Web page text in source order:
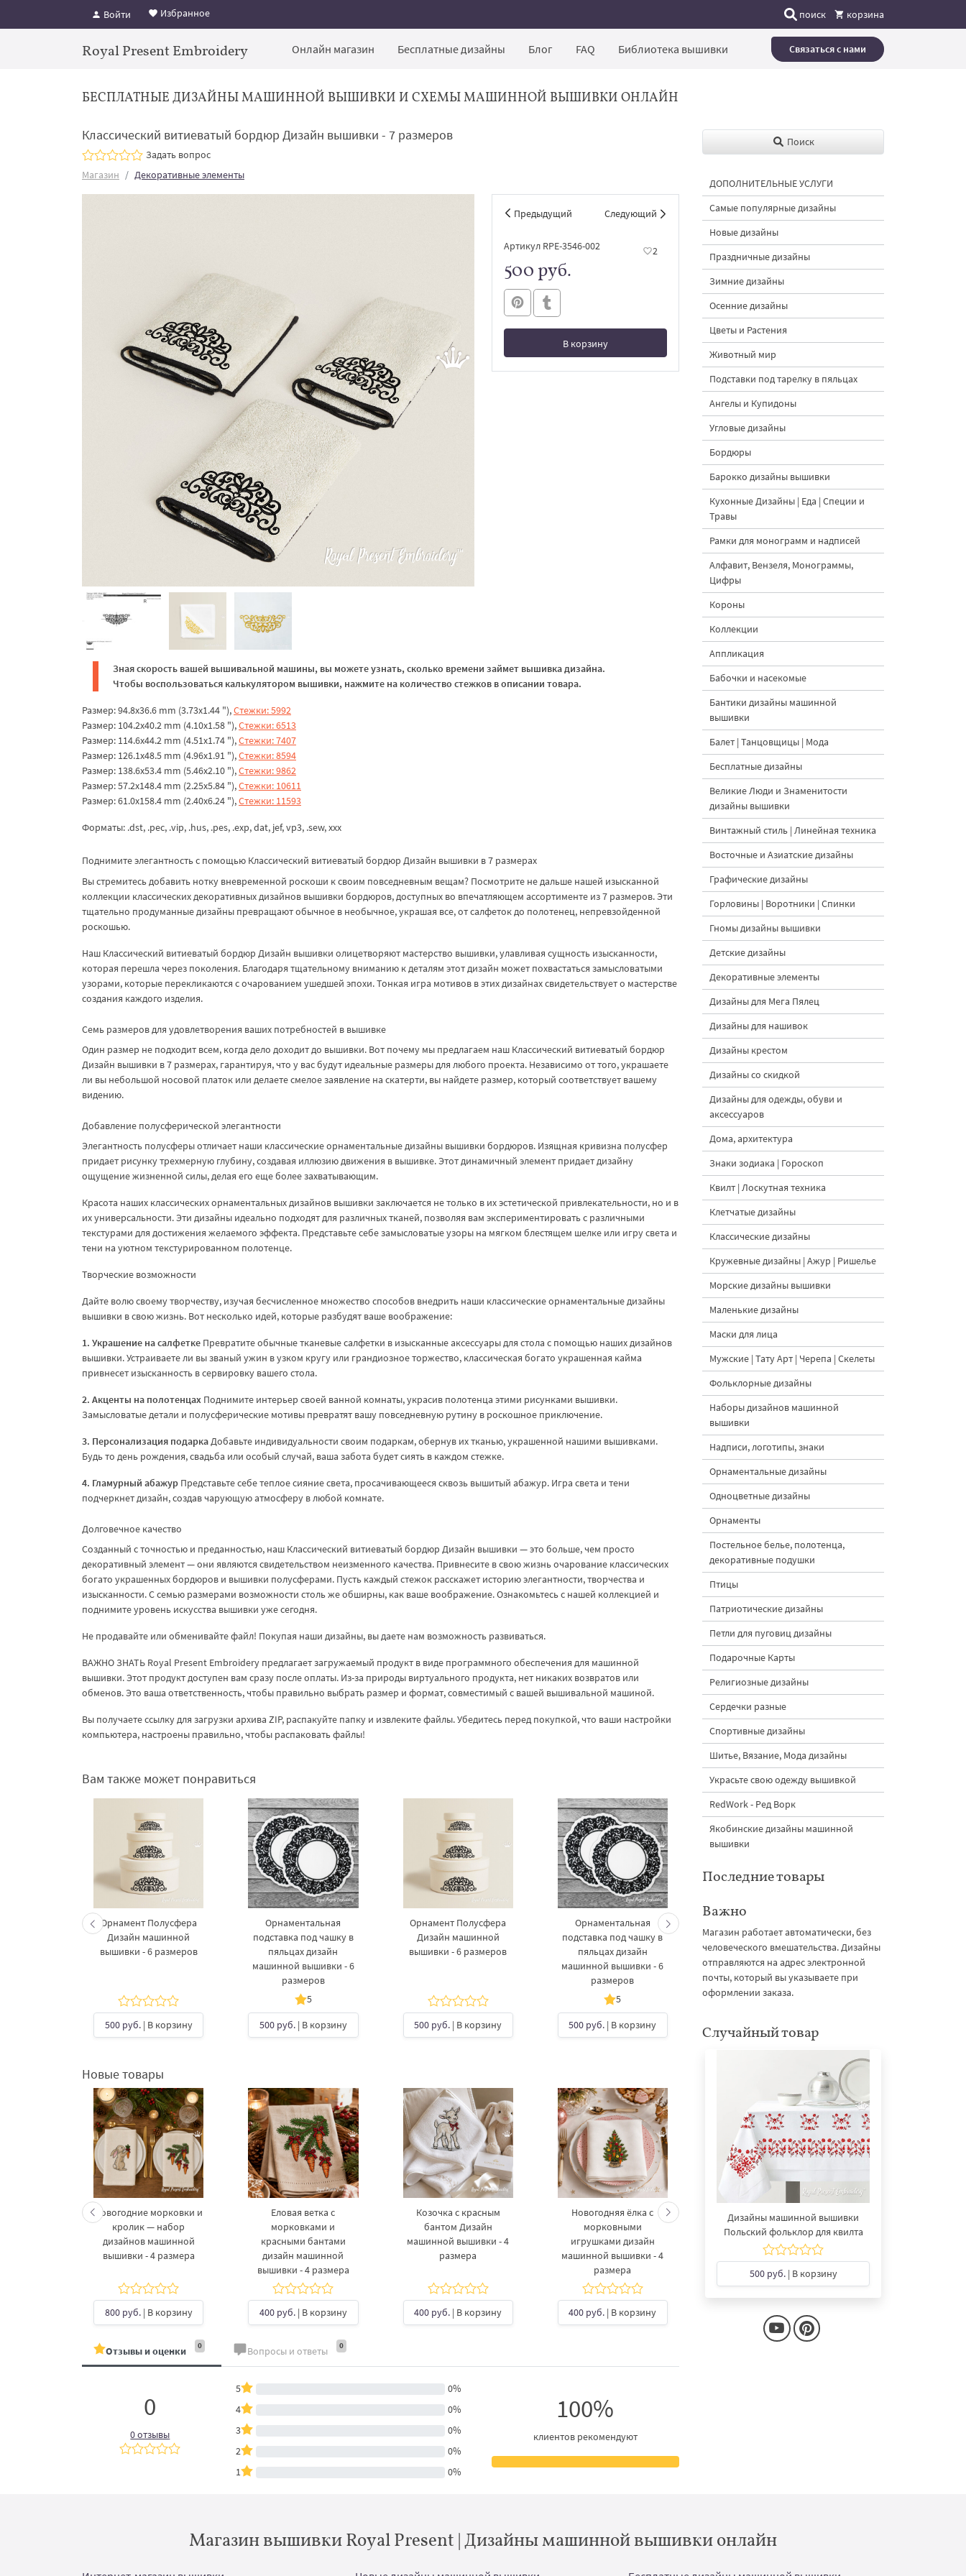
Войти Избранное поиск корзина
Royal Present Embroidery Онлайн магазин Бесплатные дизайны Блог FAQ Библиотека вышивки Связаться с нами
БЕСПЛАТНЫЕ ДИЗАЙНЫ МАШИННОЙ ВЫШИВКИ И СХЕМЫ МАШИННОЙ ВЫШИВКИ ОНЛАЙН
Классический витиеватый бордюр Дизайн вышивки - 7 размеров
Задать вопрос
Магазин
Декоративные элементы
Предыдущий Следующий
Артикул RPE-3546-002 2
500 руб.
В корзину
В корзине
Зная скорость вашей вышивальной машины, вы можете узнать, сколько времени займет вышивка дизайна.
Чтобы воспользоваться калькулятором вышивки, нажмите на количество стежков в описании товара.
Размер: 94.8x36.6 mm (3.73x1.44 "),Стежки: 5992
Размер: 104.2x40.2 mm (4.10x1.58 "),Стежки: 6513
Размер: 114.6x44.2 mm (4.51x1.74 "),Стежки: 7407
Размер: 126.1x48.5 mm (4.96x1.91 "),Стежки: 8594
Размер: 138.6x53.4 mm (5.46x2.10 "),Стежки: 9862
Размер: 57.2x148.4 mm (2.25x5.84 "),Стежки: 10611
Размер: 61.0x158.4 mm (2.40x6.24 "),Стежки: 11593
Форматы: .dst, .pec, .vip, .hus, .pes, .exp, dat, jef, vp3, .sew, xxx
Поднимите элегантность с помощью Классический витиеватый бордюр Дизайн вышивки в 7 размерах
Вы стремитесь добавить нотку вневременной роскоши к своим повседневным вещам? Посмотрите не дальше нашей изысканной
коллекции классических декоративных дизайнов вышивки бордюров, доступных во впечатляющем ассортименте из 7 размеров. Эти
тщательно продуманные дизайны превращают обычное в необычное, украшая все, от салфеток до полотенец, непревзойденной
роскошью.
Наш Классический витиеватый бордюр Дизайн вышивки олицетворяют мастерство вышивки, улавливая сущность изысканности,
которая перешла через поколения. Благодаря тщательному вниманию к деталям этот дизайн может похвастаться замысловатыми
узорами, которые перекликаются с очарованием ушедшей эпохи. Тонкая игра мотивов в этих дизайнах свидетельствует о мастерстве
создания каждого изделия.
Семь размеров для удовлетворения ваших потребностей в вышивке
Один размер не подходит всем, когда дело доходит до вышивки. Вот почему мы предлагаем наш Классический витиеватый бордюр
Дизайн вышивки в 7 размерах, гарантируя, что у вас будут идеальные размеры для любого проекта. Независимо от того, украшаете
ли вы небольшой носовой платок или делаете смелое заявление на скатерти, вы найдете размер, который соответствует вашему
видению.
Добавление полусферической элегантности
Элегантность полусферы отличает наши классические орнаментальные дизайны вышивки бордюров. Изящная кривизна полусфер
придает рисунку трехмерную глубину, создавая иллюзию движения в вышивке. Этот динамичный элемент придает дизайну
ощущение жизненной силы, делая его еще более захватывающим.
Красота наших классических орнаментальных дизайнов вышивки заключается не только в их эстетической привлекательности, но и в
их универсальности. Эти дизайны идеально подходят для различных тканей, позволяя вам экспериментировать с различными
текстурами для достижения желаемого эффекта. Представьте себе замысловатые узоры на мягком блестящем шелке или игру света и
тени на уютном текстурированном полотенце.
Творческие возможности
Дайте волю своему творчеству, изучая бесчисленное множество способов внедрить наши классические орнаментальные дизайны
вышивки в свою жизнь. Вот несколько идей, которые разбудят ваше воображение:
1. Украшение на салфетке Превратите обычные тканевые салфетки в изысканные аксессуары для стола с помощью наших дизайнов
вышивки. Устраиваете ли вы званый ужин в узком кругу или грандиозное торжество, классическая богато украшенная кайма
привнесет изысканность в сервировку вашего стола.
2. Акценты на полотенцах Поднимите интерьер своей ванной комнаты, украсив полотенца этими рисунками вышивки.
Замысловатые детали и полусферические мотивы превратят вашу повседневную рутину в роскошное приключение.
3. Персонализация подаркаДобавьте индивидуальности своим подаркам, обернув их тканью, украшенной нашими вышивками.
Будь то день рождения, свадьба или особый случай, ваша забота будет сиять в каждом стежке.
4. Гламурный абажур Представьте себе теплое сияние света, просачивающееся сквозь вышитый абажур. Игра света и тени
подчеркнет дизайн, создав чарующую атмосферу в любой комнате.
Долговечное качество
Созданный с точностью и преданностью, наш Классический витиеватый бордюр Дизайн вышивки — это больше, чем просто
декоративный элемент — они являются свидетельством неизменного качества. Привнесите в свою жизнь очарование классических
богато украшенных бордюров и вышивки полусферами. Пусть каждый стежок расскажет историю элегантности, творчества и
изысканности. С семью размерами возможности столь же обширны, как ваше воображение. Ознакомьтесь с нашей коллекцией и
поднимите уровень искусства вышивки уже сегодня.
Не продавайте или обменивайте файл! Покупая наши дизайны, вы даете нам возможность развиваться.
ВАЖНО ЗНАТЬ Royal Present Embroidery предлагает загружаемый продукт в виде программного обеспечения для машинной
вышивки. Этот продукт доступен вам сразу после оплаты. Из-за природы виртуального продукта, нет никаких возвратов или
обменов. Это ваша ответственность, чтобы правильно выбрать размер и формат, совместимый с вашей вышивальной машиной.
Вы получаете ссылку для загрузки архива ZIP, распакуйте папку и извлеките файлы. Убедитесь перед покупкой, что ваши настройки
компьютера, настроены правильно, чтобы распаковать файлы!
Вам также может понравиться
Орнамент Полусфера
Дизайн машинной
вышивки - 6 размеров
500 руб.| В корзину
Орнаментальная
подставка под чашку​ в
пяльцах дизайн
машинной вышивки - 6
размеров
5
500 руб.| В корзину
Орнамент Полусфера
Дизайн машинной
вышивки - 6 размеров
500 руб. | В корзину
Орнаментальная
подставка под чашку​ в
пяльцах дизайн
машинной вышивки - 6
размеров
5
500 руб. | В корзину
Дизайн машинной
вышивки - 6 размеров
500 руб. | В корзину
Новые товары
Новогодние морковки и
кролик — набор
дизайнов машинной
вышивки - 4 размера
800 руб.| В корзину
Еловая ветка с
морковками и
красными бантами
дизайн машинной
вышивки - 4 размера
400 руб.| В корзину
Козочка с красным
бантом Дизайн
машинной вышивки - 4
размера
400 руб. | В корзину
Новогодняя ёлка с
морковными
игрушками дизайн
машинной вышивки - 4
размера
400 руб. | В корзину
Кролик украшает ёлку
морковками дизайн
машинной вышивки - 3
размера
| В корзину
Отзывы и оценки 0 Вопросы и ответы 0
0
0 отзывы
5
0%
4
0%
3
0%
2
0%
1
0%
100%
клиентов рекомендуют
Поиск
ДОПОЛНИТЕЛЬНЫЕ УСЛУГИ
Самые популярные дизайны
Новые дизайны
Праздничные дизайны
Зимние дизайны
Осенние дизайны
Цветы и Растения
Животный мир
Подставки под тарелку в пяльцах
Ангелы и Купидоны
Угловые дизайны
Бордюры
Барокко дизайны вышивки
Кухонные Дизайны | Еда | Специи и
Травы
Рамки для монограмм и надписей
Алфавит, Вензеля, Монограммы,
Цифры
Короны
Коллекции
Аппликация
Бабочки и насекомые
Бантики дизайны машинной
вышивки
Балет | Танцовщицы | Мода
Бесплатные дизайны
Великие Люди и Знаменитости
дизайны вышивки
Винтажный стиль | Линейная техника
Восточные и Азиатские дизайны
Графические дизайны
Горловины | Воротники | Спинки
Гномы дизайны вышивки
Детские дизайны
Декоративные элементы
Дизайны для Мега Пялец
Дизайны для нашивок
Дизайны крестом
Дизайны со скидкой
Дизайны для одежды, обуви и
аксессуаров
Дома, архитектура
Знаки зодиака | Гороскоп
Квилт | Лоскутная техника
Клетчатые дизайны
Классические дизайны
Кружевные дизайны | Ажур | Ришелье
Морские дизайны вышивки
Маленькие дизайны
Маски для лица
Мужские | Тату Арт | Черепа | Скелеты
Фольклорные дизайны
Наборы дизайнов машинной
вышивки
Надписи, логотипы, знаки
Орнаментальные дизайны
Одноцветные дизайны
Орнаменты
Постельное белье, полотенца,
декоративные подушки
Птицы
Патриотические дизайны
Петли для пуговиц дизайны
Подарочные Карты
Религиозные дизайны
Сердечки разные
Спортивные дизайны
Шитье, Вязание, Мода дизайны
Украсьте свою одежду вышивкой
RedWork - Ред Ворк
Якобинские дизайны машинной
вышивки
Последние товары
Важно
Магазин работает автоматически, без
человеческого вмешательства. Дизайны
отправляются на адрес электронной
почты, который вы указываете при
оформлении заказа.
Случайный товар
Дизайны машинной вышивки
Польский фольклор для квилта​
500 руб.| В корзину
Магазин вышивки Royal Present | Дизайны машинной вышивки онлайн